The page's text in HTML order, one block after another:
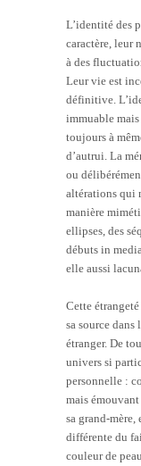
L’identité des
caractère, leur
à des
Leur vie est
définitive.
immuable mais
toujours à
d’autrui. La
ou
altérations qui
manière
ellipses, des
débuts in
elle aussi
Cette
sa source dans
étranger. De
univers si
personnelle :
mais
sa grand-mère,
différente du
couleur de